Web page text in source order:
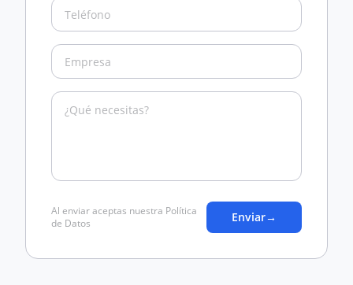
Al enviar aceptas nuestra Política
de Datos
Enviar→